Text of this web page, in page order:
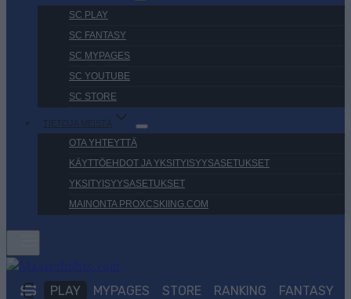
SC PLAY
SC FANTASY
SC MYPAGES
SC YOUTUBE
SC STORE
TIETOJA MEISTÄ
OTA YHTEYTTÄ
KÄYTTÖEHDOT JA YKSITYISYYSASETUKSET
YKSITYISYYSASETUKSET
MAINONTA PROXCSKIING.COM
PLAY MYPAGES STORE RANKING FANTASY